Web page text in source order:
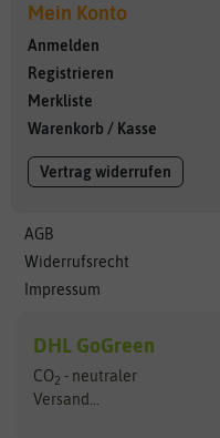
Mein Konto
Anmelden
Registrieren
Merkliste
Warenkorb / Kasse
Vertrag widerrufen
AGB
Widerrufsrecht
Impressum
DHL GoGreen
CO2 - neutraler
Versand...